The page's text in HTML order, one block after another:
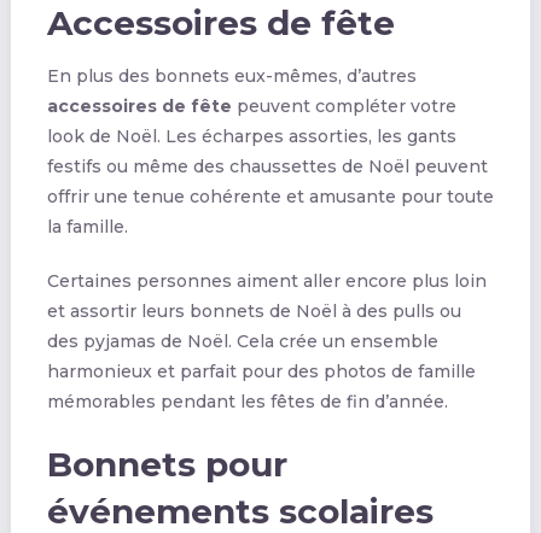
Accessoires de fête
En plus des bonnets eux-mêmes, d’autres
accessoires de fête peuvent compléter votre
look de Noël. Les écharpes assorties, les gants
festifs ou même des chaussettes de Noël peuvent
offrir une tenue cohérente et amusante pour toute
la famille.
Certaines personnes aiment aller encore plus loin
et assortir leurs bonnets de Noël à des pulls ou
des pyjamas de Noël. Cela crée un ensemble
harmonieux et parfait pour des photos de famille
mémorables pendant les fêtes de fin d’année.
Bonnets pour
événements scolaires